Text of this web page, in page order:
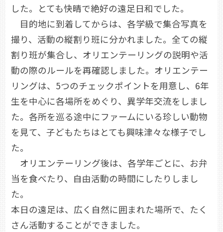
した。とても快晴で絶好の遠足日和でした。
目的地に到着してからは、各学級で集合写真を
撮り、活動の縦割り班に分かれました。全ての縦
割り班が集合し、オリエンテーリングの説明や活
動の際のルールを再確認しました。オリエンテー
リングは、5つのチェックポイントを用意し、6年
生を中心に各場所をめぐり、異学年交流をしまし
た。各所を巡る途中にファームにいる珍しい動物
を見て、子どもたちはとても興味津々な様子でし
た。
オリエンテーリング後は、各学年ごとに、お弁
当を食べたり、自由活動の時間にしたりしまし
た。
本日の遠足は、広く自然に囲まれた場所で、たく
さん活動することができました。